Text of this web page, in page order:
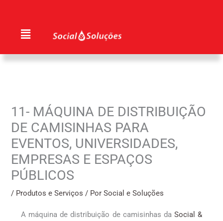
conteúdo
Menu
11- MÁQUINA DE DISTRIBUIÇÃO
DE CAMISINHAS PARA
EVENTOS, UNIVERSIDADES,
EMPRESAS E ESPAÇOS
PÚBLICOS
/ Produtos e Serviços / PorSocial e Soluções
A máquina de distribuição de camisinhas da Social &